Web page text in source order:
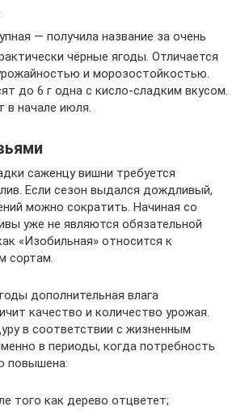
— получила название за очень
чёрные ягоды. Отличается
и морозостойкостью.
до 6 г одна с кисло-сладким вкусом.
в начале июля.
саженцу вишни требуется
Если сезон выдался дождливый,
можно сократить. Начиная со
уже не являются обязательной
«Изобильная» относится к
сортам.
дополнительная влага
качество и количество урожая.
в соответствии с жизненным
в периоды, когда потребность
повышена:
того как дерево отцветет;